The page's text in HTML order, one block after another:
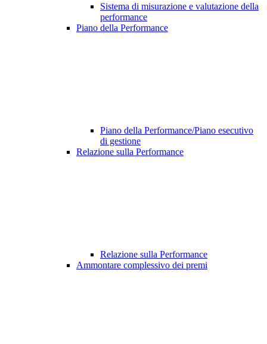
Sistema di misurazione e valutazione della
performance
Piano della Performance
Piano della Performance/Piano esecutivo
di gestione
Relazione sulla Performance
Relazione sulla Performance
Ammontare complessivo dei premi